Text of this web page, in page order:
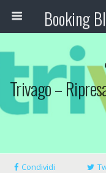
Trivago –
Condividi